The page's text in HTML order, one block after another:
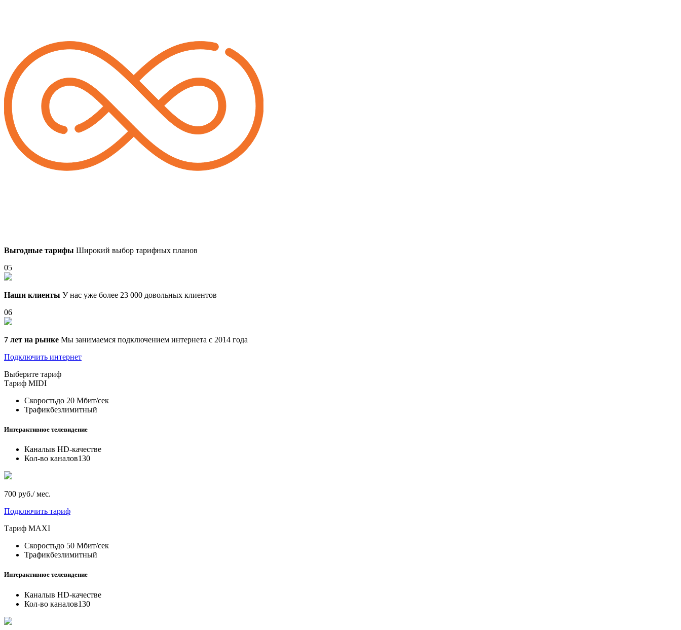
Выгодные тарифы Широкий выбор тарифных планов
05
Наши клиенты У нас уже более 23 000 довольных клиентов
06
7 лет на рынке Мы занимаемся подключением интернета с 2014 года
Подключить интернет
Выберите тариф
Тариф MIDI
Скоростьдо 20 Мбит/сек
Трафикбезлимитный
Интерактивное телевидение
Каналыв HD-качестве
Кол-во каналов130
700 руб./ мес.
Подключить тариф
Тариф MAXI
Скоростьдо 50 Мбит/сек
Трафикбезлимитный
Интерактивное телевидение
Каналыв HD-качестве
Кол-во каналов130